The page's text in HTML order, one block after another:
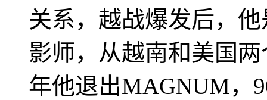
关系，越战爆发后，
影师，从越南和美国
年他退出MAGNUM，